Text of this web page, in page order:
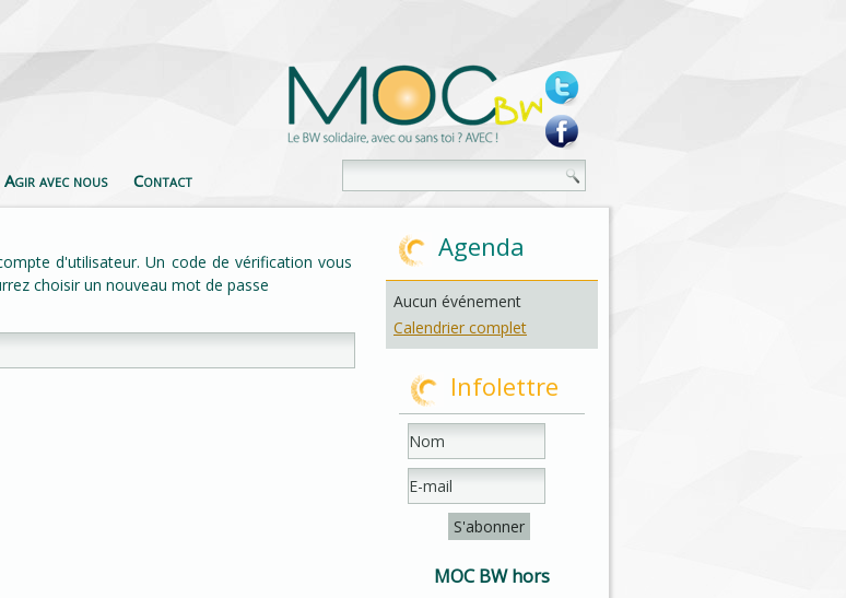
Agir avec nous Contact
d'utilisateur. Un code de vérification vous
choisir un nouveau mot de passe
Agenda
Aucun événement
Calendrier complet
Infolettre
MOC BW hors